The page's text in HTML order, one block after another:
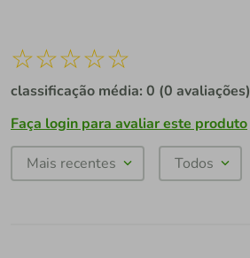
☆☆☆☆☆
classificação média: 0 (0 avaliações)
Faça login para avaliar este produto
Mais recentes Todos